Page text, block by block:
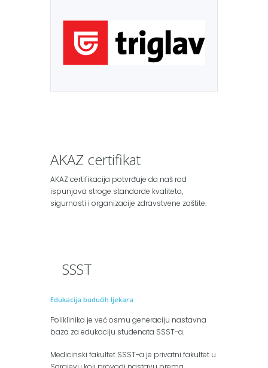
AKAZ certifikat
AKAZ certifikacija potvrđuje da naš rad
ispunjava stroge standarde kvaliteta,
sigurnosti i organizacije zdravstvene zaštite.
SSST
Edukacija budućih ljekara
Poliklinika je već osmu generaciju nastavna
baza za edukaciju studenata SSST-a.
Medicinski fakultet SSST-a je privatni fakultet u